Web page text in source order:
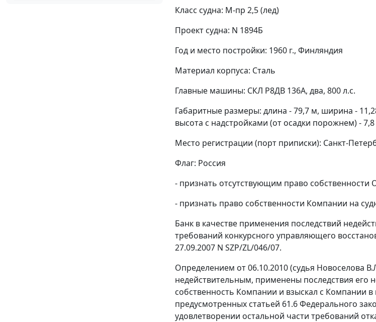
Класс судна: М-пр 2,5 (лед)
Проект судна: N 1894Б
Год и место постройки: 1960 г., Финляндия
Материал корпуса: Сталь
Главные машины: СКЛ Р8ДВ 136А, два, 800 л.с.
Габаритные размеры: длина - 79,7 м, ширина -
высота с надстройками (от осадки порожнем) -
Место регистрации (порт приписки): Санкт-
Флаг: Россия
- признать отсутствующим право собственности
- признать право собственности Компании на
Банк в качестве применения последствий
требований конкурсного управляющего
27.09.2007 N SZP/ZL/046/07.
Определением от 06.10.2010 (судья Новоселова
недействительным, применены последствия его
собственность Компании и взыскал с Компании
предусмотренных статьей 61.6Федерального
удовлетворении остальной части требований